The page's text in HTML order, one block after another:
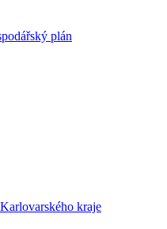
plán
kraje